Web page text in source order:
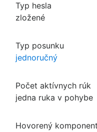
Typ hesla
zložené
Typ posunku
jednoručný
Počet aktívnych rúk
jedna ruka v pohybe
Hovorený komponent